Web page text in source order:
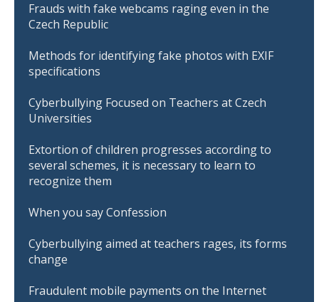
Frauds with fake webcams raging even in the
Czech Republic
Methods for identifying fake photos with EXIF
specifications
Cyberbullying Focused on Teachers at Czech
Universities
Extortion of children progresses according to
several schemes, it is necessary to learn to
recognize them
When you say Confession
Cyberbullying aimed at teachers rages, its forms
change
Fraudulent mobile payments on the Internet